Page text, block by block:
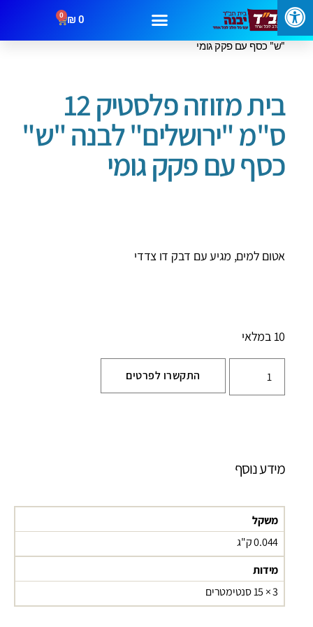
0
₪
0
עמוד הבית/בתי מזוזה
/ בית מזוזה פלסטיק 12 ס"מ "ירושלים" לבנה
"ש" כסף עם פקק גומי
בית מזוזה פלסטיק 12
ס"מ "ירושלים" לבנה "ש"
כסף עם פקק גומי
אטום למים, מגיע עם דבק דו צדדי
10 במלאי
התקשרו לפרטים
מידע נוסף
משקל
0.044 ק"ג
מידות
3 × 15 סנטימטרים